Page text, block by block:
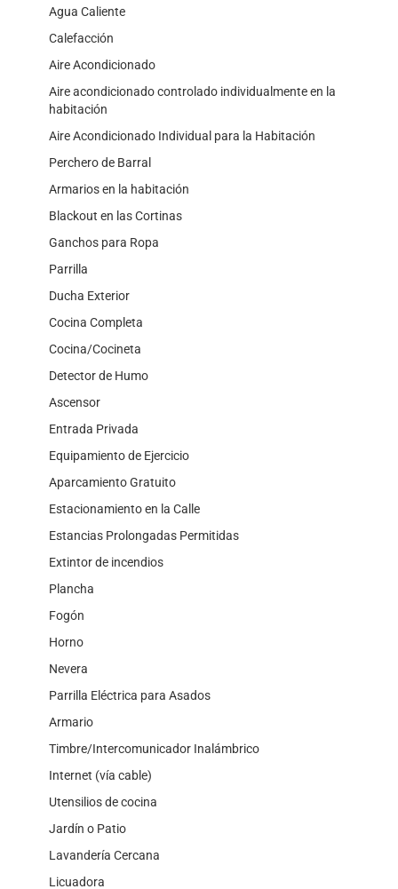
Agua Caliente
Calefacción
Aire Acondicionado
Aire acondicionado controlado individualmente en la
habitación
Aire Acondicionado Individual para la Habitación
Perchero de Barral
Armarios en la habitación
Blackout en las Cortinas
Ganchos para Ropa
Parrilla
Ducha Exterior
Cocina Completa
Cocina/Cocineta
Detector de Humo
Ascensor
Entrada Privada
Equipamiento de Ejercicio
Aparcamiento Gratuito
Estacionamiento en la Calle
Estancias Prolongadas Permitidas
Extintor de incendios
Plancha
Fogón
Horno
Nevera
Parrilla Eléctrica para Asados
Armario
Timbre/Intercomunicador Inalámbrico
Internet (vía cable)
Utensilios de cocina
Jardín o Patio
Lavandería Cercana
Licuadora